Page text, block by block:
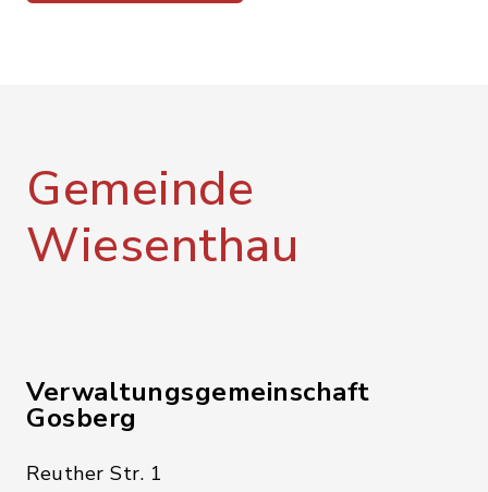
Gemeinde
Wiesenthau
Verwaltungsgemeinschaft
Gosberg
Reuther Str. 1